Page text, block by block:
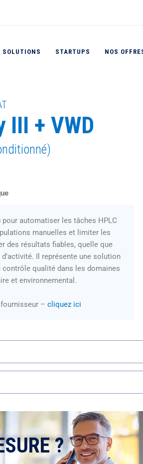
SOLUTIONS STARTUPS NOS
+ VWD
automatiser les tâches HPLC
manuelles et limiter les
des résultats fiables, quelle que
Il représente une solution
qualité dans les domaines
et environnemental.
– cliquez ici
?